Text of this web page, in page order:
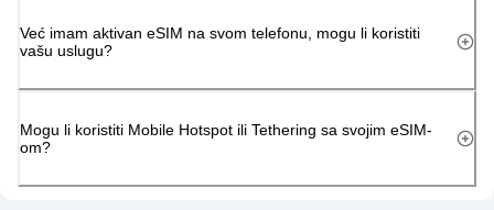
Već imam aktivan eSIM na svom telefonu, mogu li koristiti
vašu uslugu?
Mogu li koristiti Mobile Hotspot ili Tethering sa svojim eSIM-
om?